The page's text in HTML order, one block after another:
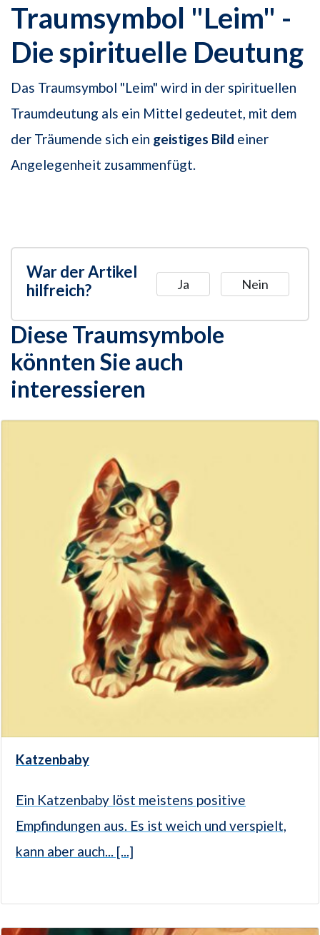
Traumsymbol "Leim" -
Die spirituelle Deutung
Das Traumsymbol "Leim" wird in der spirituellen
Traumdeutung als ein Mittel gedeutet, mit dem
der Träumende sich ein geistiges Bild einer
Angelegenheit zusammenfügt.
War der Artikel
hilfreich?
Ja Nein
Diese Traumsymbole
könnten Sie auch
interessieren
Katzenbaby
Ein Katzenbaby löst meistens positive
Empfindungen aus. Es ist weich und verspielt,
kann aber auch... [...]